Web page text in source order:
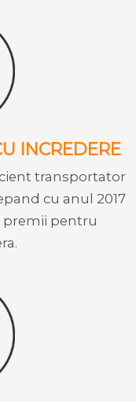
INCREDERE
transportator
cu anul 2017
premii pentru